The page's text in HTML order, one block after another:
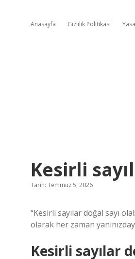
Anasayfa Gizlilik Politikası
Kesirli
Tarih: Temmuz 5, 2026
“Kesirli sayılar doğal sayı
olarak her zaman
Kesirli sayılar